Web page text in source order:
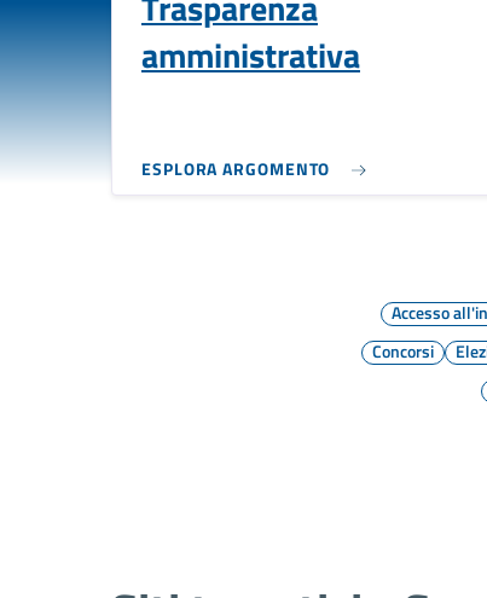
amministrativa
ESPLORA ARGOMENTO
Accesso
Concorsi